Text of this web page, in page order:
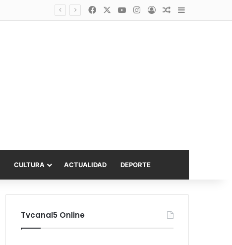
FacebookYouTubeInstagram
AccesoPublicación al
Barra lateral
CULTURA ACTUALIDAD DEPORTE
Tvcanal5 Online